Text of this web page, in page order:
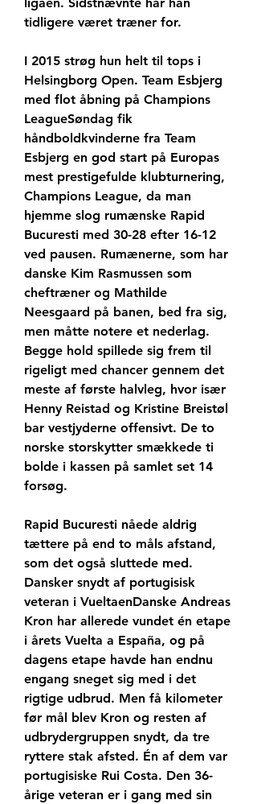
tidligere været træner for.
I 2015 strøg hun helt til tops i
Helsingborg Open. Team Esbjerg
med flot åbning på Champions
LeagueSøndag fik
håndboldkvinderne fra Team
Esbjerg en god start på Europas
mest prestigefulde klubturnering,
Champions League, da man
hjemme slog rumænske Rapid
Bucuresti med 30-28 efter 16-12
ved pausen. Rumænerne, som har
danske Kim Rasmussen som
cheftræner og Mathilde
Neesgaard på banen, bed fra sig,
men måtte notere et nederlag.
Begge hold spillede sig frem til
rigeligt med chancer gennem det
meste af første halvleg, hvor især
Henny Reistad og Kristine Breistøl
bar vestjyderne offensivt. De to
norske storskytter smækkede ti
bolde i kassen på samlet set 14
forsøg.
Rapid Bucuresti nåede aldrig
tættere på end to måls afstand,
som det også sluttede med.
Dansker snydt af portugisisk
veteran i VueltaenDanske Andreas
Kron har allerede vundet én etape
i årets Vuelta a España, og på
dagens etape havde han endnu
engang sneget sig med i det
rigtige udbrud. Men få kilometer
før mål blev Kron og resten af
udbrydergruppen snydt, da tre
ryttere stak afsted. Én af dem var
portugisiske Rui Costa. Den 36-
årige veteran er i gang med sin